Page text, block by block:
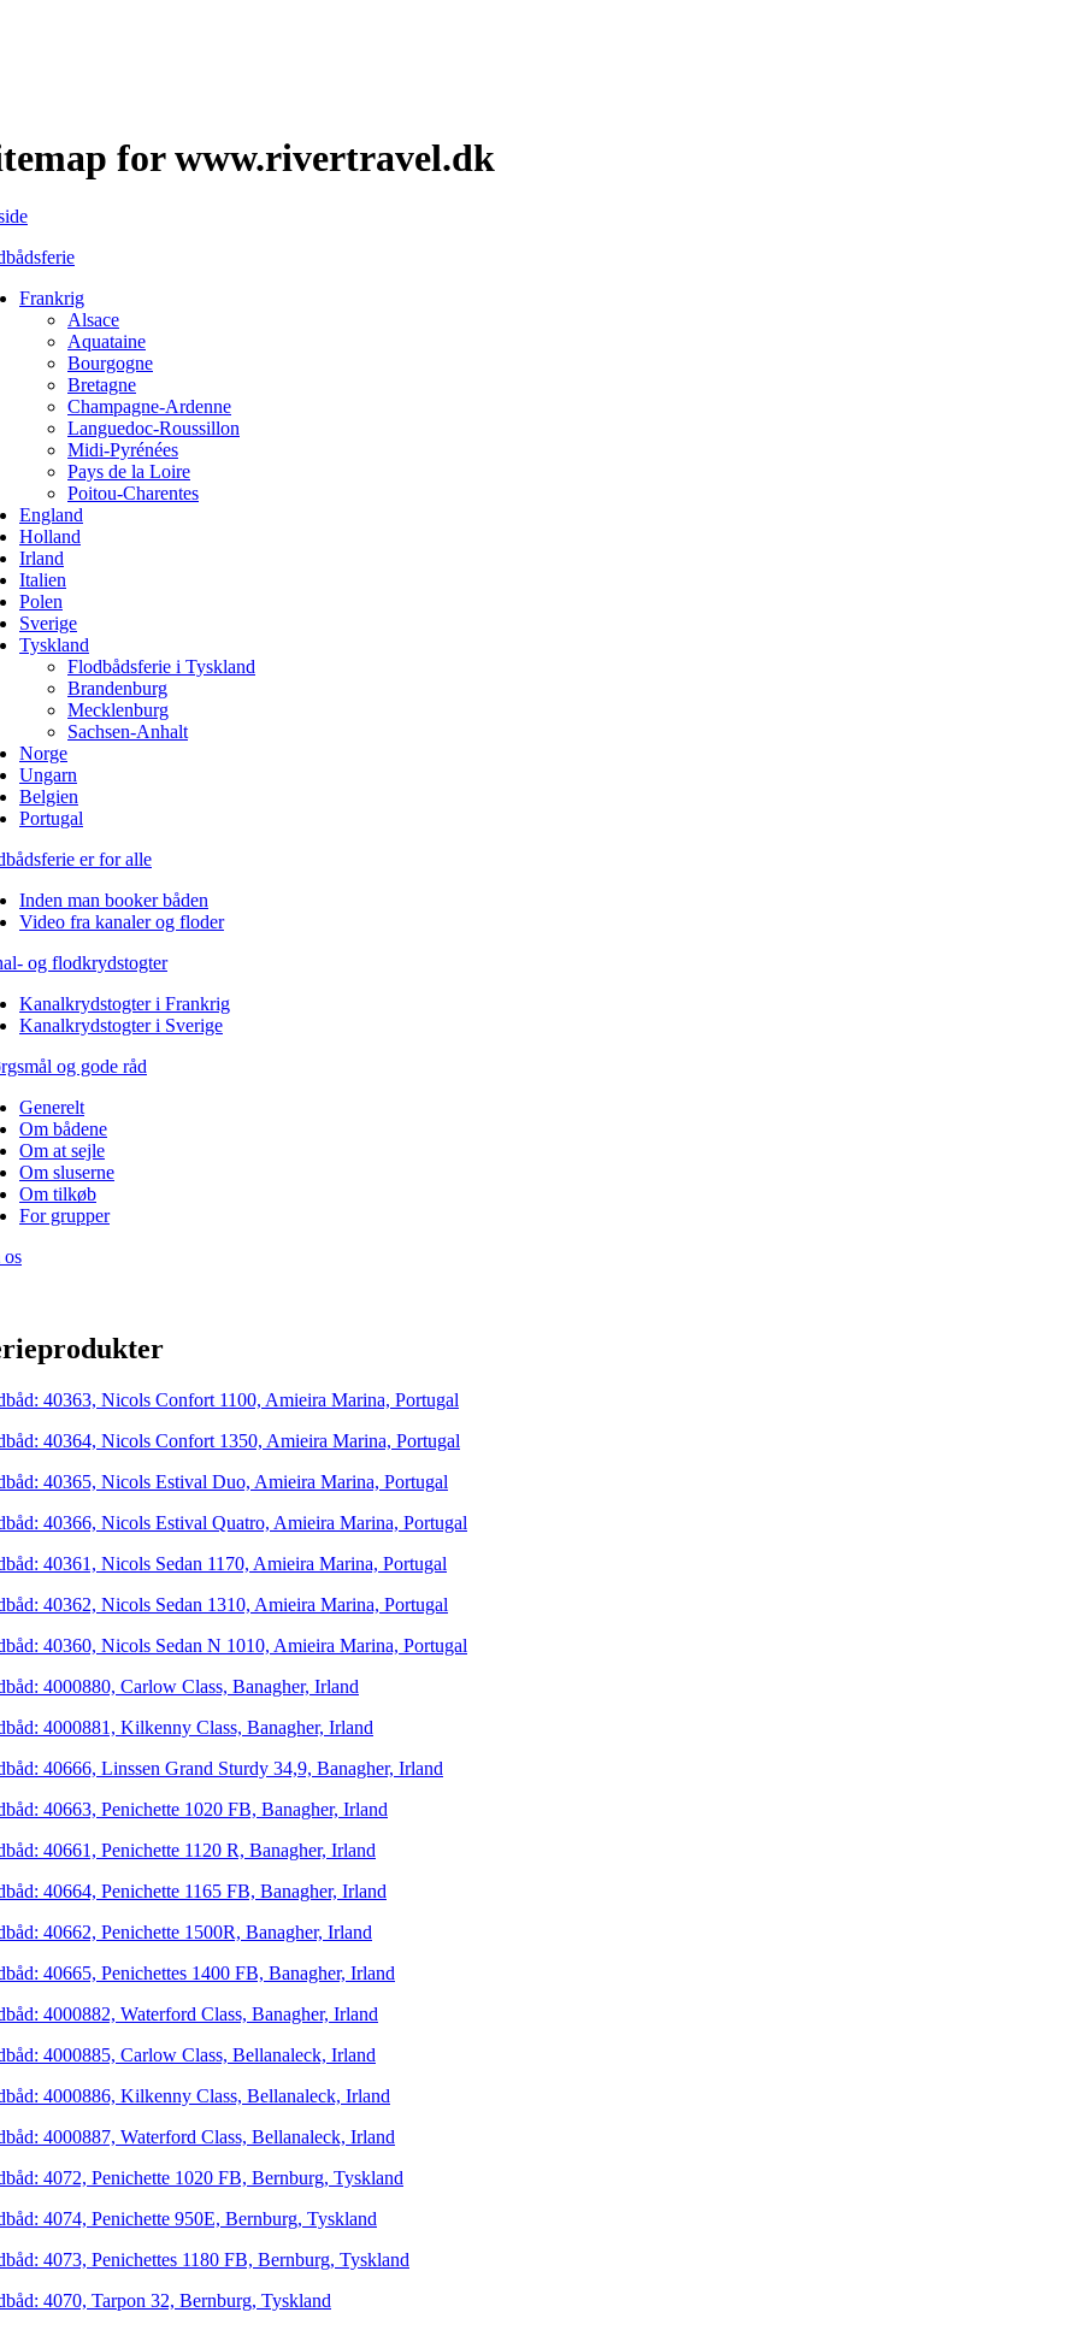
for www.rivertravel.dk
Frankrig
Alsace
Aquataine
Bourgogne
Bretagne
Champagne-Ardenne
Languedoc-Roussillon
Midi-Pyrénées
Pays de la Loire
Poitou-Charentes
England
Holland
Irland
Italien
Polen
Sverige
Tyskland
Flodbådsferie i Tyskland
Brandenburg
Mecklenburg
Sachsen-Anhalt
Norge
Ungarn
Belgien
Portugal
er for alle
Inden man booker båden
Video fra kanaler og floder
og flodkrydstogter
Kanalkrydstogter i Frankrig
Kanalkrydstogter i Sverige
og gode råd
Generelt
Om bådene
Om at sejle
Om sluserne
Om tilkøb
For grupper
os
40363, Nicols Confort 1100, Amieira Marina, Portugal
40364, Nicols Confort 1350, Amieira Marina, Portugal
40365, Nicols Estival Duo, Amieira Marina, Portugal
40366, Nicols Estival Quatro, Amieira Marina, Portugal
40361, Nicols Sedan 1170, Amieira Marina, Portugal
40362, Nicols Sedan 1310, Amieira Marina, Portugal
40360, Nicols Sedan N 1010, Amieira Marina, Portugal
4000880, Carlow Class, Banagher, Irland
4000881, Kilkenny Class, Banagher, Irland
40666, Linssen Grand Sturdy 34,9, Banagher, Irland
40663, Penichette 1020 FB, Banagher, Irland
40661, Penichette 1120 R, Banagher, Irland
40664, Penichette 1165 FB, Banagher, Irland
40662, Penichette 1500R, Banagher, Irland
40665, Penichettes 1400 FB, Banagher, Irland
4000882, Waterford Class, Banagher, Irland
4000885, Carlow Class, Bellanaleck, Irland
4000886, Kilkenny Class, Bellanaleck, Irland
4000887, Waterford Class, Bellanaleck, Irland
4072, Penichette 1020 FB, Bernburg, Tyskland
4074, Penichette 950E, Bernburg, Tyskland
4073, Penichettes 1180 FB, Bernburg, Tyskland
4070, Tarpon 32, Bernburg, Tyskland